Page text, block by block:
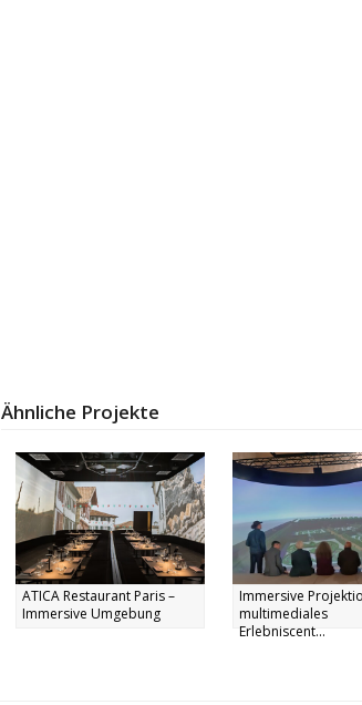
Ähnliche Projekte
ATICA Restaurant Paris –
Immersive Umgebung
Immersive
multimediales
Erlebniscent...